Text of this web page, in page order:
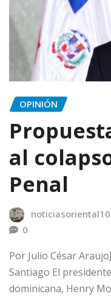
OPINIÓN
al
Penal
0
Por Julio César
Santiago El
dominicana, Henry